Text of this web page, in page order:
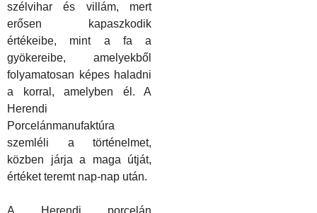
szélvihar és villám, mert
erősen kapaszkodik
értékeibe, mint a fa a
gyökereibe, amelyekből
folyamatosan képes haladni
a korral, amelyben él. A
Herendi
Porcelánmanufaktúra
szemléli a történelmet,
közben járja a maga útját,
értéket teremt nap-nap után.
A Herendi porcelán